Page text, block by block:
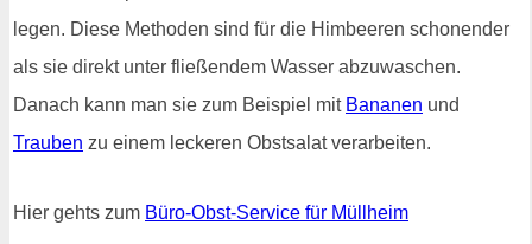
legen. Diese Methoden sind für die Himbeeren schonender
als sie direkt unter fließendem Wasser abzuwaschen.
Danach kann man sie zum Beispiel mit Bananen und
Trauben zu einem leckeren Obstsalat verarbeiten.
Hier gehts zum Büro-Obst-Service für Müllheim